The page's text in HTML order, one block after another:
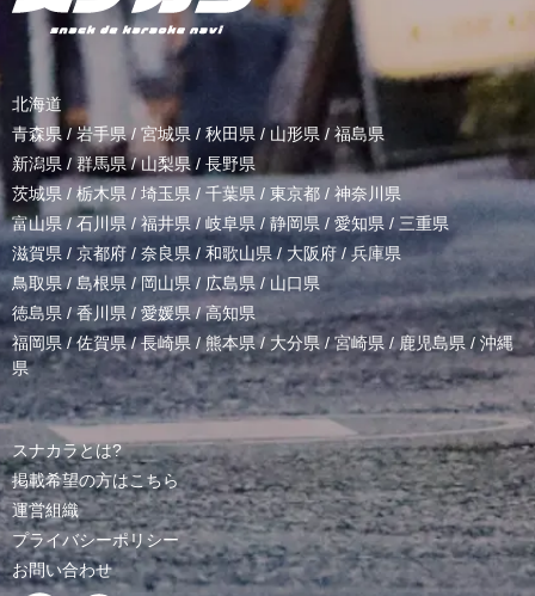
北海道
青森県 / 岩手県/ 宮城県 / 秋田県 / 山形県/ 福島県
新潟県 /群馬県/山梨県 / 長野県
茨城県 / 栃木県 / 埼玉県 / 千葉県 / 東京都 / 神奈川県
富山県 /石川県/福井県/岐阜県 / 静岡県 / 愛知県 / 三重県
滋賀県 / 京都府 / 奈良県 / 和歌山県/ 大阪府 /兵庫県
鳥取県/ 島根県 /岡山県/ 広島県 / 山口県
徳島県 /香川県 / 愛媛県/高知県
福岡県/佐賀県/長崎県 /熊本県/ 大分県/宮崎県 /鹿児島県 / 沖縄
県
スナカラとは?
掲載希望の方はこちら
運営組織
プライバシーポリシー
お問い合わせ